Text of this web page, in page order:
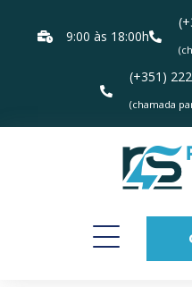
9:00 às 18:00h
(+351)
(chamada